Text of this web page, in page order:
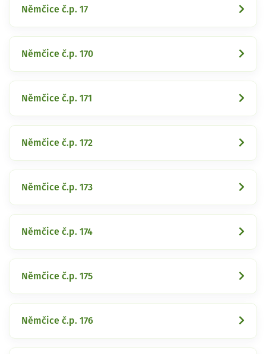
Němčice č.p. 17
Němčice č.p. 170
Němčice č.p. 171
Němčice č.p. 172
Němčice č.p. 173
Němčice č.p. 174
Němčice č.p. 175
Němčice č.p. 176